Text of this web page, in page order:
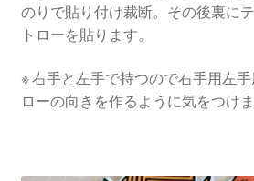
のりで貼り付け裁断。その後裏に
トローを貼ります。
※ 右手と左手で持つので右手用左
ローの向きを作るように気をつけ